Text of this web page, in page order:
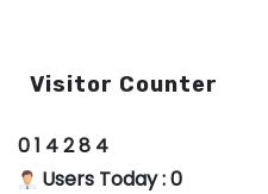
Visitor Counter
01 428 4
Users Today : 0